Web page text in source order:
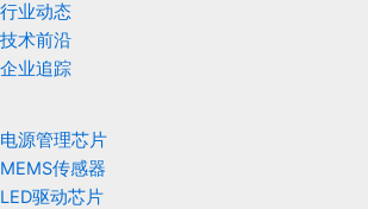
行业动态
技术前沿
企业追踪
电源管理芯片
MEMS传感器
LED驱动芯片